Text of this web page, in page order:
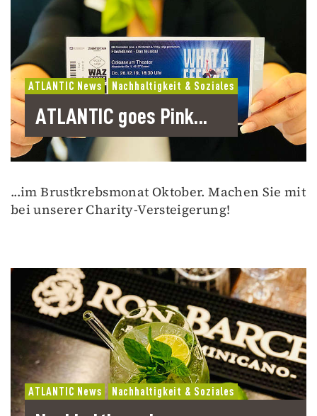
ATLANTIC News Nachhaltigkeit & Soziales
ATLANTIC goes Pink...
...im Brustkrebsmonat Oktober. Machen Sie mit
bei unserer Charity-Versteigerung!
ATLANTIC News Nachhaltigkeit & Soziales